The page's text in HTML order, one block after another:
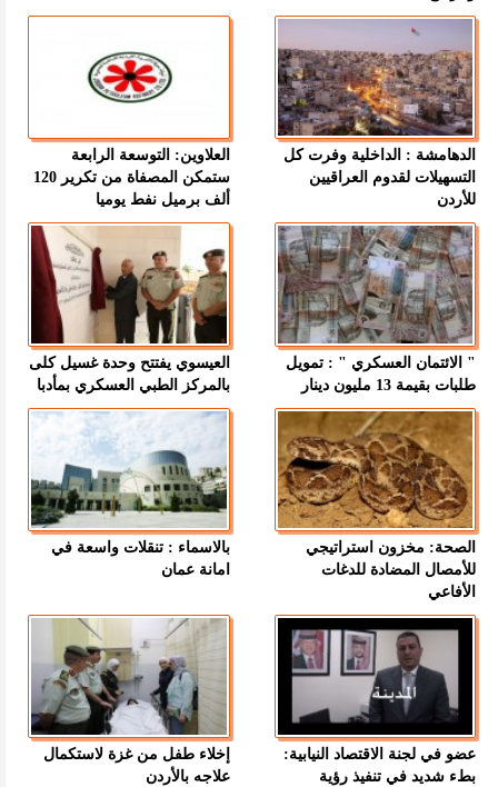
الدهامشة : الداخلية وفرت كل
التسهيلات لقدوم العراقيين
للأردن
العلاوين: التوسعة الرابعة
ستمكن المصفاة من تكرير 120
ألف برميل نفط يوميا
" الائتمان العسكري " : تمويل
طلبات بقيمة 13 مليون دينار
العيسوي يفتتح وحدة غسيل كلى
بالمركز الطبي العسكري بمأدبا
الصحة: مخزون استراتيجي
للأمصال المضادة للدغات
الأفاعي
بالاسماء : تنقلات واسعة في
امانة عمان
عضو في لجنة الاقتصاد النيابية:
بطء شديد في تنفيذ رؤية
إخلاء طفل من غزة لاستكمال
علاجه بالأردن